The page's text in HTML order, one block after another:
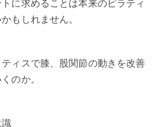
に求めることは本来のピラティ
もしれません。
ィスで膝、股関節の動きを改善
のか。